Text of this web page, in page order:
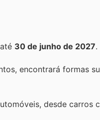
30 de junho de 2027.
encontrará formas
desde carros